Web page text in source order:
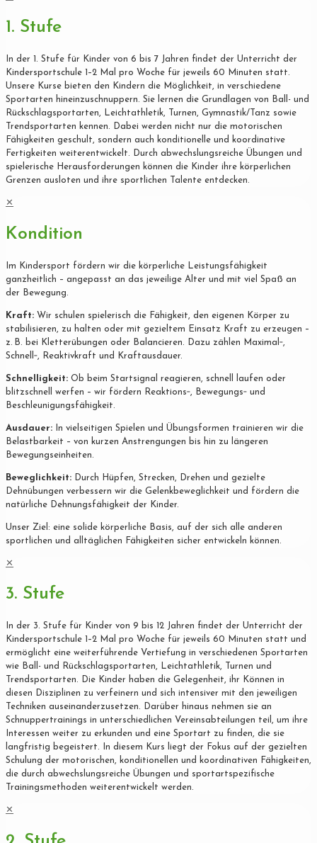
1. Stufe
In der 1. Stufe für Kinder von 6 bis 7 Jahren findet der Unterricht der
Kindersportschule 1–2 Mal pro Woche für jeweils 60 Minuten statt.
Unsere Kurse bieten den Kindern die Möglichkeit, in verschiedene
Sportarten hineinzuschnuppern. Sie lernen die Grundlagen von Ball- und
Rückschlagsportarten, Leichtathletik, Turnen, Gymnastik/Tanz sowie
Trendsportarten kennen. Dabei werden nicht nur die motorischen
Fähigkeiten geschult, sondern auch konditionelle und koordinative
Fertigkeiten weiterentwickelt. Durch abwechslungsreiche Übungen und
spielerische Herausforderungen können die Kinder ihre körperlichen
Grenzen ausloten und ihre sportlichen Talente entdecken.
✕
Kondition
Im Kindersport fördern wir die körperliche Leistungsfähigkeit
ganzheitlich – angepasst an das jeweilige Alter und mit viel Spaß an
der Bewegung.
Kraft: Wir schulen spielerisch die Fähigkeit, den eigenen Körper zu
stabilisieren, zu halten oder mit gezieltem Einsatz Kraft zu erzeugen –
z. B. bei Kletterübungen oder Balancieren. Dazu zählen Maximal‐,
Schnell‐, Reaktivkraft und Kraftausdauer.
Schnelligkeit: Ob beim Startsignal reagieren, schnell laufen oder
blitzschnell werfen – wir fördern Reaktions‐, Bewegungs‐ und
Beschleunigungsfähigkeit.
Ausdauer: In vielseitigen Spielen und Übungsformen trainieren wir die
Belastbarkeit – von kurzen Anstrengungen bis hin zu längeren
Bewegungseinheiten.
Beweglichkeit: Durch Hüpfen, Strecken, Drehen und gezielte
Dehnübungen verbessern wir die Gelenkbeweglichkeit und fördern die
natürliche Dehnungsfähigkeit der Kinder.
Unser Ziel: eine solide körperliche Basis, auf der sich alle anderen
sportlichen und alltäglichen Fähigkeiten sicher entwickeln können.
✕
3. Stufe
In der 3. Stufe für Kinder von 9 bis 12 Jahren findet der Unterricht der
Kindersportschule 1–2 Mal pro Woche für jeweils 60 Minuten statt und
ermöglicht eine weiterführende Vertiefung in verschiedenen Sportarten
wie Ball- und Rückschlagsportarten, Leichtathletik, Turnen und
Trendsportarten. Die Kinder haben die Gelegenheit, ihr Können in
diesen Disziplinen zu verfeinern und sich intensiver mit den jeweiligen
Techniken auseinanderzusetzen. Darüber hinaus nehmen sie an
Schnuppertrainings in unterschiedlichen Vereinsabteilungen teil, um ihre
Interessen weiter zu erkunden und eine Sportart zu finden, die sie
langfristig begeistert. In diesem Kurs liegt der Fokus auf der gezielten
Schulung der motorischen, konditionellen und koordinativen Fähigkeiten,
die durch abwechslungsreiche Übungen und sportartspezifische
Trainingsmethoden weiterentwickelt werden.
✕